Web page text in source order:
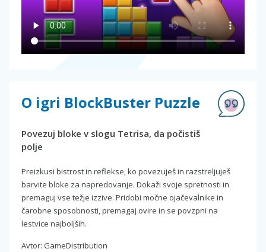
O igri BlockBuster Puzzle
Povezuj bloke v slogu Tetrisa, da počistiš
polje
Preizkusi bistrost in reflekse, ko povezuješ in razstreljuješ
barvite bloke za napredovanje. Dokaži svoje spretnosti in
premaguj vse težje izzive. Pridobi močne ojačevalnike in
čarobne sposobnosti, premagaj ovire in se povzpni na
lestvice najboljših.
Avtor: GameDistribution